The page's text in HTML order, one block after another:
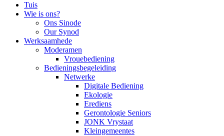
Tuis
Wie is ons?
Ons Sinode
Our Synod
Werksaamhede
Moderamen
Vrouebediening
Bedieningsbegeleiding
Netwerke
Digitale Bediening
Ekologie
Erediens
Gerontologie Seniors
JONK Vrystaat
Kleingemeentes